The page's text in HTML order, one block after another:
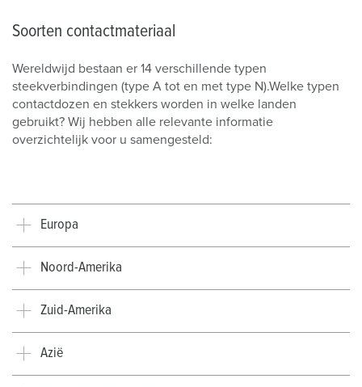
Soorten contactmateriaal
Wereldwijd bestaan er 14 verschillende typen
steekverbindingen (type A tot en met type N).Welke typen
contactdozen en stekkers worden in welke landen
gebruikt? Wij hebben alle relevante informatie
overzichtelijk voor u samengesteld:
Europa
Noord-Amerika
Zuid-Amerika
Azië